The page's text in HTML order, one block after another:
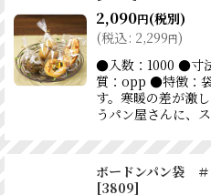
2,090円(税別)
(税込: 2,299円)
●入数：1000 ●寸
質：opp ●特徴：
す。寒暖の差が激
うパン屋さんに、
ボードンパン袋
[3809]